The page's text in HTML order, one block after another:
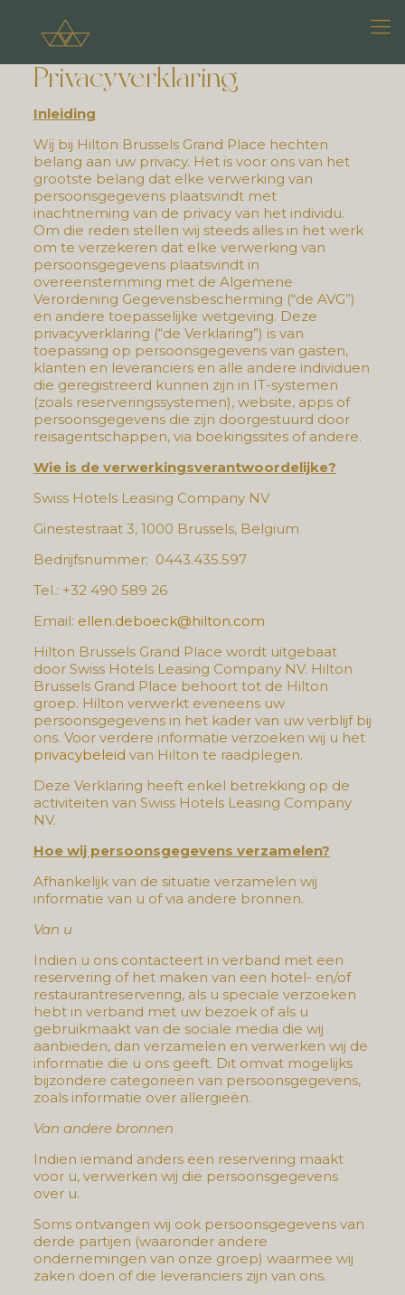
Privacyverklaring
Inleiding
Wij bij Hilton Brussels Grand Place hechten
belang aan uw privacy. Het is voor ons van het
grootste belang dat elke verwerking van
persoonsgegevens plaatsvindt met
inachtneming van de privacy van het individu.
Om die reden stellen wij steeds alles in het werk
om te verzekeren dat elke verwerking van
persoonsgegevens plaatsvindt in
overeenstemming met de Algemene
Verordening Gegevensbescherming (“de AVG”)
en andere toepasselijke wetgeving. Deze
privacyverklaring (“de Verklaring”) is van
toepassing op persoonsgegevens van gasten,
klanten en leveranciers en alle andere individuen
die geregistreerd kunnen zijn in IT-systemen
(zoals reserveringssystemen), website, apps of
persoonsgegevens die zijn doorgestuurd door
reisagentschappen, via boekingssites of andere.
Wie is de verwerkingsverantwoordelijke?
Swiss Hotels Leasing Company NV
Ginestestraat 3, 1000 Brussels, Belgium
Bedrijfsnummer: 0443.435.597
Tel.: +32 490 589 26
Email: ellen.deboeck@hilton.com
Hilton Brussels Grand Place wordt uitgebaat
door Swiss Hotels Leasing Company NV. Hilton
Brussels Grand Place behoort tot de Hilton
groep. Hilton verwerkt eveneens uw
persoonsgegevens in het kader van uw verblijf bij
ons. Voor verdere informatie verzoeken wij u het
privacybeleid van Hilton te raadplegen.
Deze Verklaring heeft enkel betrekking op de
activiteiten van Swiss Hotels Leasing Company
NV.
Hoe wij persoonsgegevens verzamelen?
Afhankelijk van de situatie verzamelen wij
informatie van u of via andere bronnen.
Van u
Indien u ons contacteert in verband met een
reservering of het maken van een hotel- en/of
restaurantreservering, als u speciale verzoeken
hebt in verband met uw bezoek of als u
gebruikmaakt van de sociale media die wij
aanbieden, dan verzamelen en verwerken wij de
informatie die u ons geeft. Dit omvat mogelijks
bijzondere categorieën van persoonsgegevens,
zoals informatie over allergieën.
Van andere bronnen
Indien iemand anders een reservering maakt
voor u, verwerken wij die persoonsgegevens
over u.
Soms ontvangen wij ook persoonsgegevens van
derde partijen (waaronder andere
ondernemingen van onze groep) waarmee wij
zaken doen of die leveranciers zijn van ons.